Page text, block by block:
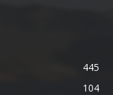
445
104